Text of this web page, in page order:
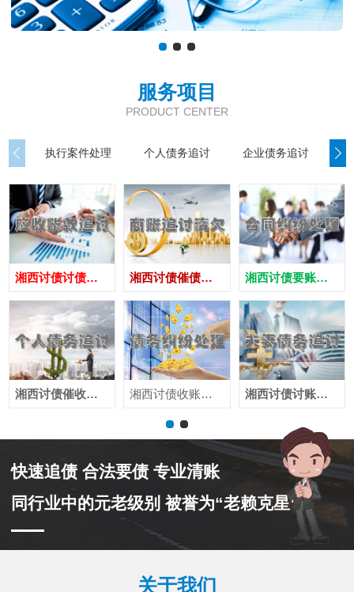
服务项目
PRODUCT CENTER
执行案件处理 个人债务追讨 企业债务追讨
湘西讨债讨债公司
湘西讨债催收公司
湘西讨债催债公司
湘西讨债收账公司
湘西讨债要账公司
湘西讨债讨账公司
快速追债 合法要债 专业清账
同行业中的元老级别 被誉为“老赖克星”
关于我们